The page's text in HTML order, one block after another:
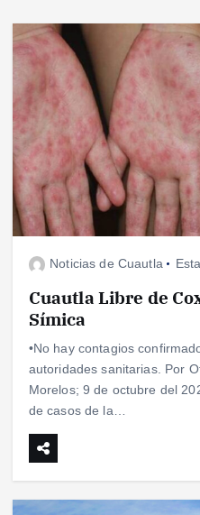
Noticias de Cuautla
Cuautla Libre de
Símica
•No hay contagios
autoridades sanitarias. Por
Morelos; 9 de octubre del
de casos de la…